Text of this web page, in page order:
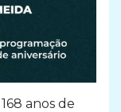
anos de